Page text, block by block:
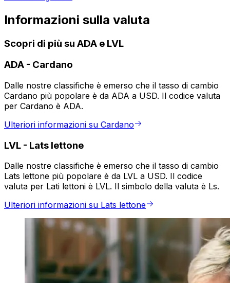
Informazioni sulla valuta
Scopri di più su ADA e LVL
ADA - Cardano
Dalle nostre classifiche è emerso che il tasso di cambio
Cardano più popolare è da ADA a USD. Il codice valuta
per Cardano è ADA.
Ulteriori informazioni su Cardano
LVL - Lats lettone
Dalle nostre classifiche è emerso che il tasso di cambio
Lats lettone più popolare è da LVL a USD. Il codice
valuta per Lati lettoni è LVL. Il simbolo della valuta è Ls.
Ulteriori informazioni su Lats lettone